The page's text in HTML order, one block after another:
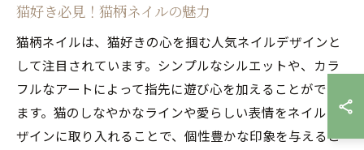
猫好き必見！猫柄ネイルの魅力
猫柄ネイルは、猫好きの心を掴む人気ネイルデザインと
して注目されています。シンプルなシルエットや、カラ
フルなアートによって指先に遊び心を加えることができ
ます。猫のしなやかなラインや愛らしい表情をネイルデ
ザインに取り入れることで、個性豊かな印象を与えるこ